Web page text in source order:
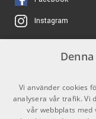
pass, notch, and
band-pass mode.
3 LFOS
Three syncable
Five
S&H
Sequential
84 Black
Instagram
X
Youtube
TikTok
Vi använder cookies
analysera vår trafik. Vi
vår webbplats med